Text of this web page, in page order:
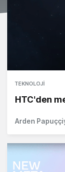
TEKNOLOJI
HTC'den
Arden